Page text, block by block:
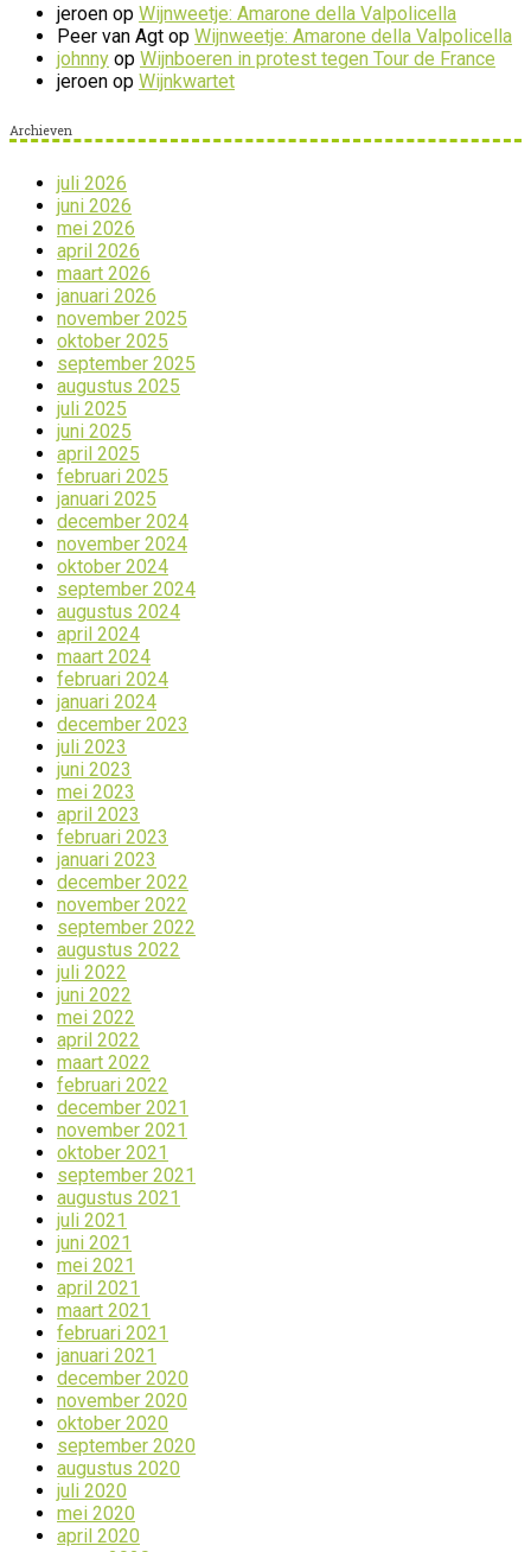
jeroen op Wijnweetje: Amarone della Valpolicella
Peer van Agt op Wijnweetje: Amarone della Valpolicella
johnny op Wijnboeren in protest tegen Tour de France
jeroen op Wijnkwartet
Archieven
juli 2026
juni 2026
mei 2026
april 2026
maart 2026
januari 2026
november 2025
oktober 2025
september 2025
augustus 2025
juli 2025
juni 2025
april 2025
februari 2025
januari 2025
december 2024
november 2024
oktober 2024
september 2024
augustus 2024
april 2024
maart 2024
februari 2024
januari 2024
december 2023
juli 2023
juni 2023
mei 2023
april 2023
februari 2023
januari 2023
december 2022
november 2022
september 2022
augustus 2022
juli 2022
juni 2022
mei 2022
april 2022
maart 2022
februari 2022
december 2021
november 2021
oktober 2021
september 2021
augustus 2021
juli 2021
juni 2021
mei 2021
april 2021
maart 2021
februari 2021
januari 2021
december 2020
november 2020
oktober 2020
september 2020
augustus 2020
juli 2020
mei 2020
april 2020